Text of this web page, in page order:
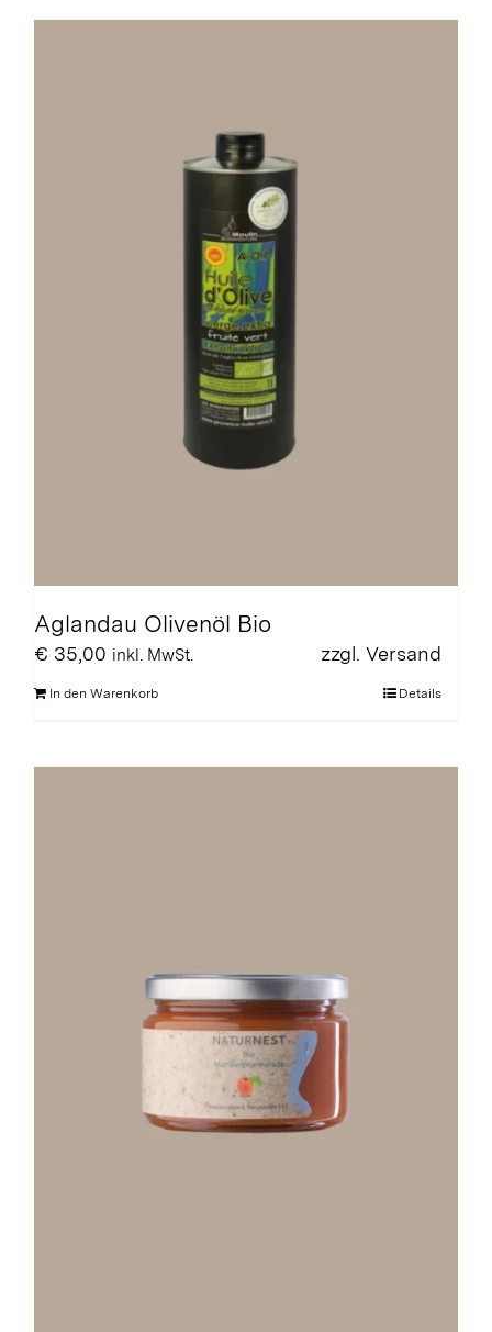
Aglandau Olivenöl Bio
€ 35,00 inkl. MwSt. zzgl. Versand
In den Warenkorb Details